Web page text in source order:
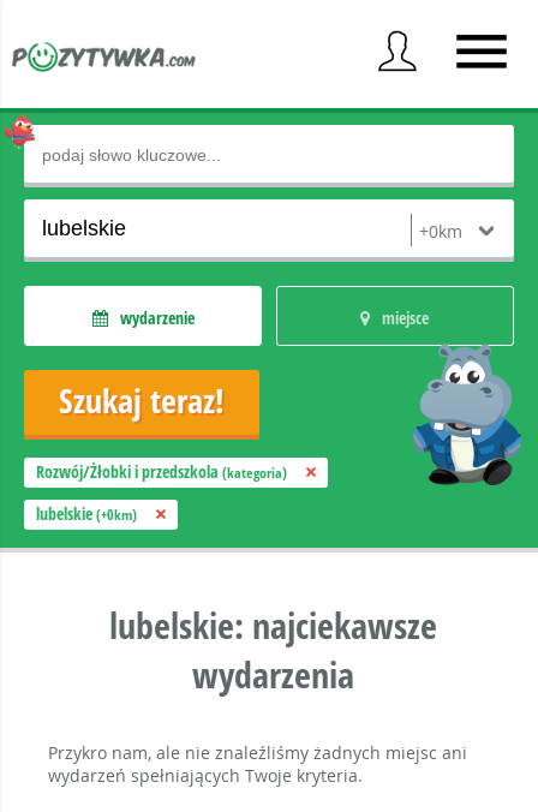
wydarzenie miejsce
Rozwój/Żłobki i przedszkola (kategoria)
lubelskie (+0km)
lubelskie: najciekawsze
wydarzenia
Przykro nam, ale nie znaleźliśmy żadnych miejsc ani
wydarzeń spełniających Twoje kryteria.